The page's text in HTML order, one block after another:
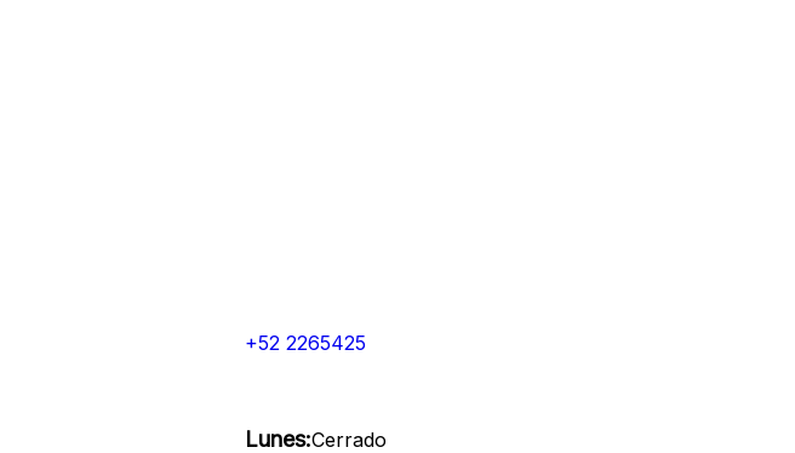
+52 2265425
Lunes:Cerrado